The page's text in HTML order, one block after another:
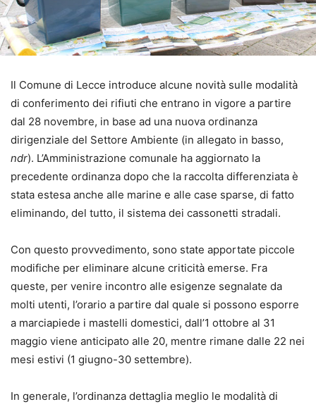
Il Comune di Lecce introduce alcune novità sulle modalità
di conferimento dei rifiuti che entrano in vigore a partire
dal 28 novembre, in base ad una nuova ordinanza
dirigenziale del Settore Ambiente (in allegato in basso,
ndr). L’Amministrazione comunale ha aggiornato la
precedente ordinanza dopo che la raccolta differenziata è
stata estesa anche alle marine e alle case sparse, di fatto
eliminando, del tutto, il sistema dei cassonetti stradali.
Con questo provvedimento, sono state apportate piccole
modifiche per eliminare alcune criticità emerse. Fra
queste, per venire incontro alle esigenze segnalate da
molti utenti, l’orario a partire dal quale si possono esporre
a marciapiede i mastelli domestici, dall’1 ottobre al 31
maggio viene anticipato alle 20, mentre rimane dalle 22 nei
mesi estivi (1 giugno-30 settembre).
In generale, l’ordinanza dettaglia meglio le modalità di